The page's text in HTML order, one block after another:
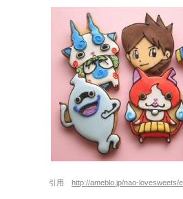
引用 http://ameblo.jp/nao-lovesweets/